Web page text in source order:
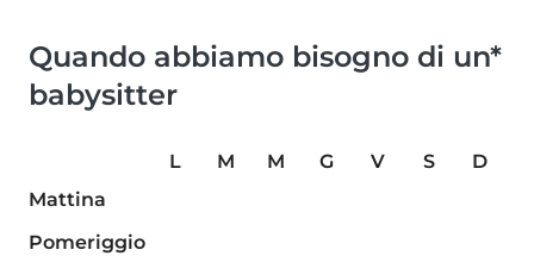
Quando abbiamo bisogno di un*
babysitter
L M M G V S
D
Mattina
Pomeriggio